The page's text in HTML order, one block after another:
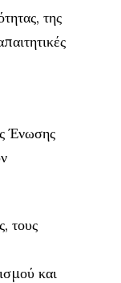
της
Ένωσης
τους
και